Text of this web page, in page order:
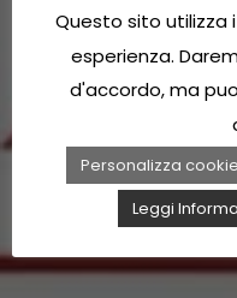
Questo sito utilizza
esperienza.
d'accordo, ma
Personalizza cookie
Leggi